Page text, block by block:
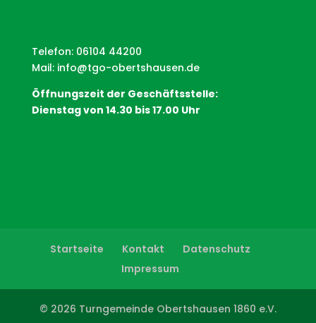
Telefon: 06104 44200
Mail: info@tgo-obertshausen.de
Öffnungszeit der Geschäftsstelle:
Dienstag von 14.30 bis 17.00 Uhr
Startseite Kontakt
Datenschutz
Impressum
© 2026 Turngemeinde Obertshausen 1860 e.V.